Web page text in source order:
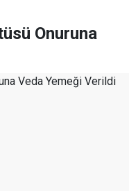
Onuruna